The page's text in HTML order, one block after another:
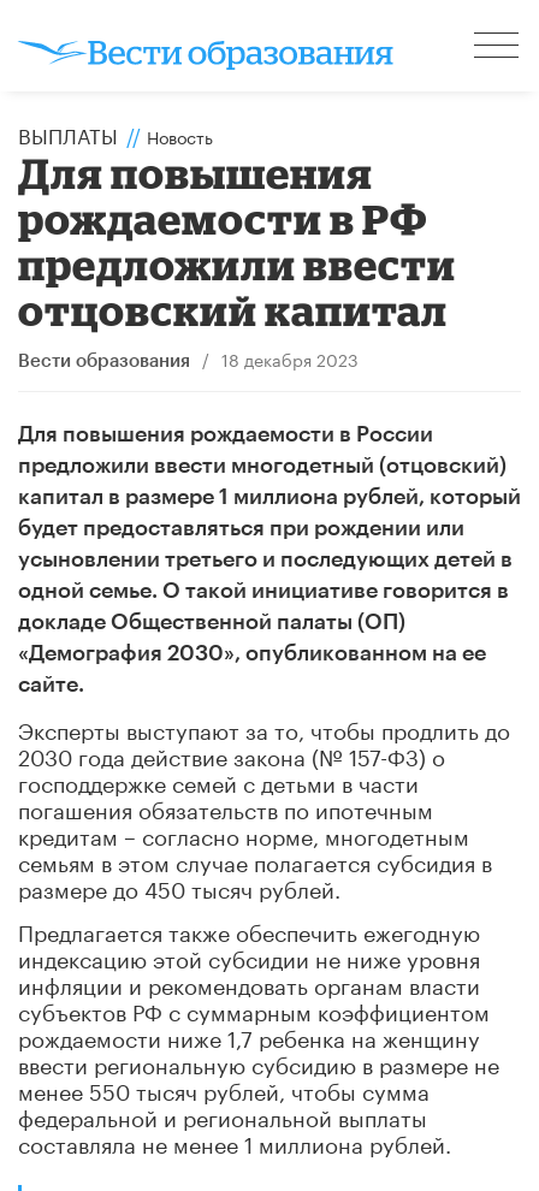
ВЫПЛАТЫ // Новость
Для повышения
рождаемости в РФ
предложили ввести
отцовский капитал
Вести образования / 18 декабря 2023
Для повышения рождаемости в России
предложили ввести многодетный (отцовский)
капитал в размере 1 миллиона рублей, который
будет предоставляться при рождении или
усыновлении третьего и последующих детей в
одной семье. О такой инициативе говорится в
докладе Общественной палаты (ОП)
«Демография 2030», опубликованном на ее
сайте.
Эксперты выступают за то, чтобы продлить до
2030 года действие закона (№ 157-ФЗ) о
господдержке семей с детьми в части
погашения обязательств по ипотечным
кредитам – согласно норме, многодетным
семьям в этом случае полагается субсидия в
размере до 450 тысяч рублей.
Предлагается также обеспечить ежегодную
индексацию этой субсидии не ниже уровня
инфляции и рекомендовать органам власти
субъектов РФ с суммарным коэффициентом
рождаемости ниже 1,7 ребенка на женщину
ввести региональную субсидию в размере не
менее 550 тысяч рублей, чтобы сумма
федеральной и региональной выплаты
составляла не менее 1 миллиона рублей.